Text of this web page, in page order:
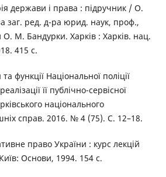
держави і права : підручник / О.
заг. ред. д-ра юрид. наук, проф.,
М. Бандурки. Харків : Харків. нац.
415 с.
функції Національної поліції
її публічно-сервісної
національного
справ. 2016. № 4 (75). С. 12–18.
право України : курс лекцій
Основи, 1994. 154 с.